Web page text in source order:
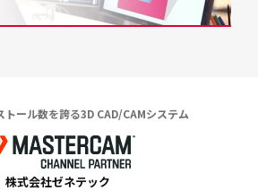
ール数を誇る3D CAD/CAMシステム
株式会社ゼネテック